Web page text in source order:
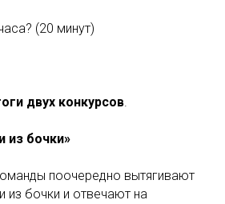
(20 минут)
двух конкурсов.
из бочки»
поочередно вытягивают
из бочки и отвечают на